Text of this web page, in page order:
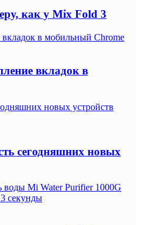
как у Mix Fold 3
вкладок в мобильный Chrome
вкладок в
новых устройств
сегодняшних новых
воды Mi Water Purifier 1000G
секунды